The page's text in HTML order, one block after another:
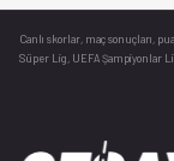
Canlı skorlar , maç sonuçları,
Süper Lig, UEFA Şampiyonlar